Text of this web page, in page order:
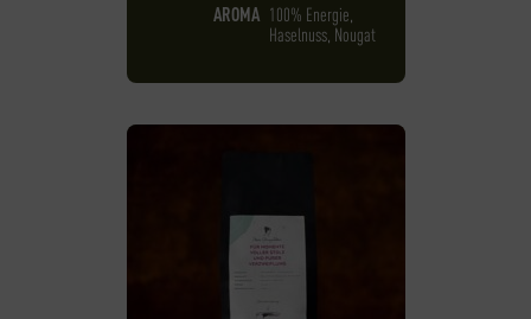
AROMA 100% Energie,
Haselnuss, Nougat